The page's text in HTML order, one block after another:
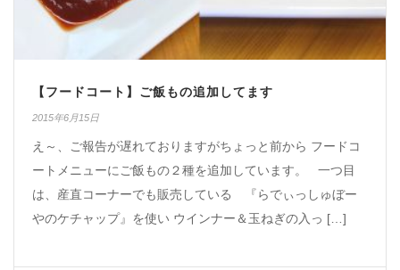
【フードコート】ご飯もの追加してます
2015年6月15日
え～、ご報告が遅れておりますがちょっと前から フードコ
ートメニューにご飯もの２種を追加しています。 一つ目
は、産直コーナーでも販売している 『らでぃっしゅぼー
やのケチャップ』を使い ウインナー＆玉ねぎの入っ […]